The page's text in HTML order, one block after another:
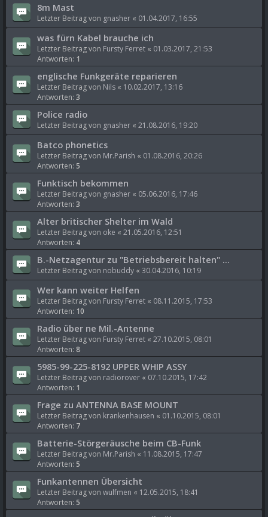
8m Mast
Letzter Beitrag von gnasher « 01.04.2017, 16:55
was fürn Kabel brauche ich
Letzter Beitrag von Fursty Ferret « 01.03.2017, 21:53
Antworten: 1
englische Funkgeräte reparieren
Letzter Beitrag von Nils « 10.02.2017, 13:16
Antworten: 3
Police radio
Letzter Beitrag von gnasher « 21.08.2016, 19:20
Batco phonetics
Letzter Beitrag von Mr.Parish « 01.08.2016, 20:26
Antworten: 5
Funktisch bekommen
Letzter Beitrag von gnasher « 05.06.2016, 17:46
Antworten: 3
Alter britischer Shelter im Wald
Letzter Beitrag von oke « 21.05.2016, 12:51
Antworten: 4
B.-Netzagentur zu "Betriebsbereit halten" ...
Letzter Beitrag von nobuddy « 30.04.2016, 10:19
Wer kann weiter Helfen
Letzter Beitrag von Fursty Ferret « 08.11.2015, 17:53
Antworten: 10
Radio über ne Mil.-Antenne
Letzter Beitrag von Fursty Ferret « 27.10.2015, 08:01
Antworten: 8
5985-99-225-8192 UPPER WHIP ASSY
Letzter Beitrag von radiorover « 07.10.2015, 17:42
Antworten: 1
Frage zu ANTENNA BASE MOUNT
Letzter Beitrag von krankenhausen « 01.10.2015, 08:01
Antworten: 7
Batterie-Störgeräusche beim CB-Funk
Letzter Beitrag von Mr.Parish « 11.08.2015, 17:47
Antworten: 5
Funkantennen Übersicht
Letzter Beitrag von wulfmen « 12.05.2015, 18:41
Antworten: 5